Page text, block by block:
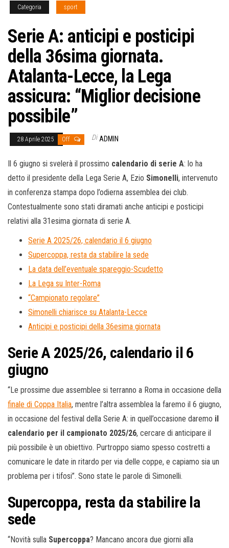
Categoria sport
Serie A: anticipi e posticipi
della 36sima giornata.
Atalanta-Lecce, la Lega
assicura: “Miglior decisione
possibile”
28 Aprile 2025 Off Di ADMIN
Il 6 giugno si svelerà il prossimo calendario di serie A: lo ha
detto il presidente della Lega Serie A, Ezio Simonelli, intervenuto
in conferenza stampa dopo l’odierna assemblea dei club.
Contestualmente sono stati diramati anche anticipi e posticipi
relativi alla 31esima giornata di serie A.
Serie A 2025/26, calendario il 6 giugno
Supercoppa, resta da stabilire la sede
La data dell’eventuale spareggio-Scudetto
La Lega su Inter-Roma
“Campionato regolare”
Simonelli chiarisce su Atalanta-Lecce
Anticipi e posticipi della 36esima giornata
Serie A 2025/26, calendario il 6
giugno
“Le prossime due assemblee si terranno a Roma in occasione della
finale di Coppa Italia, mentre l’altra assemblea la faremo il 6 giugno,
in occasione del festival della Serie A: in quell’occasione daremo il
calendario per il campionato 2025/26, cercare di anticipare il
più possibile è un obiettivo. Purtroppo siamo spesso costretti a
comunicare le date in ritardo per via delle coppe, e capiamo sia un
problema per i tifosi”. Sono state le parole di Simonelli.
Supercoppa, resta da stabilire la
sede
“Novità sulla Supercoppa? Mancano ancora due giorni alla